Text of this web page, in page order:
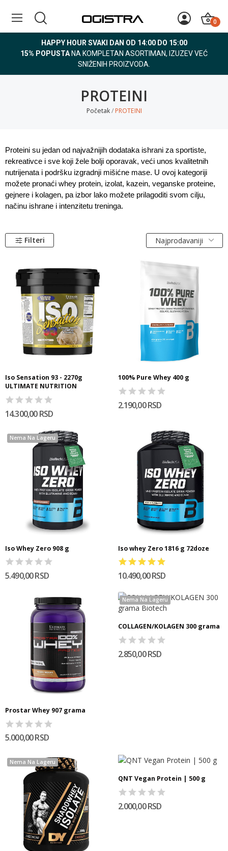
0
HAPPY HOUR SVAKI DAN OD 14:00 DO 15:00
15% POPUSTA NA KOMPLETAN ASORTIMAN, IZUZEV VEĆ
SNIŽENIH PROIZVODA.
PROTEINI
Početak PROTEINI
Proteini su jedan od najvažnijih dodataka ishrani za sportiste,
rekreativce i sve koji žele bolji oporavak, veći unos kvalitetnih
nutrijenata i podršku izgradnji mišićne mase. U ovoj kategoriji
možete pronaći whey protein, izolat, kazein, veganske proteine,
gejnere i kolagen, pa izbor lako možete prilagoditi svom cilju,
načinu ishrane i intenzitetu treninga.
Filteri Najprodavaniji
Iso Sensation 93 - 2270g
ULTIMATE NUTRITION
14.300,00 RSD
100% Pure Whey 400 g
2.190,00 RSD
Nema Na Lageru
Iso Whey Zero 908 g
5.490,00 RSD
Iso whey Zero 1816 g 72doze
10.490,00 RSD
Prostar Whey 907 grama
5.000,00 RSD
Nema Na Lageru
COLLAGEN/KOLAGEN 300 grama
2.850,00 RSD
Nema Na Lageru
QNT Vegan Protein | 500 g
2.000,00 RSD